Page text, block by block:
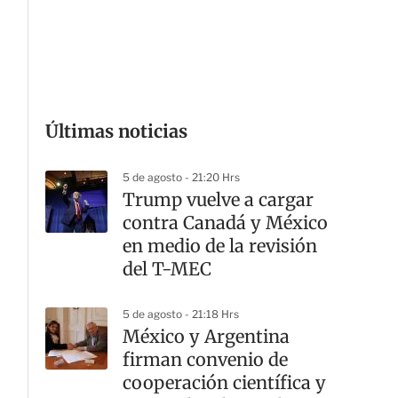
Últimas noticias
5 de agosto - 21:20 Hrs
Trump vuelve a cargar
contra Canadá y México
en medio de la revisión
del T-MEC
5 de agosto - 21:18 Hrs
México y Argentina
firman convenio de
cooperación científica y